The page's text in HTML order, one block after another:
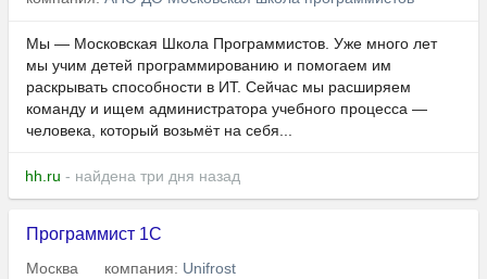
Мы — Московская Школа Программистов. Уже много лет
мы учим детей программированию и помогаем им
раскрывать способности в ИТ. Сейчас мы расширяем
команду и ищем администратора учебного процесса —
человека, который возьмёт на себя...
hh.ru - найдена три дня назад
Программист 1С
Москва компания: Unifrost